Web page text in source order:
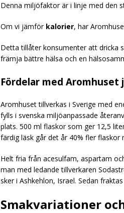
Denna miljöfaktor är i linje med den
Om vi jämför kalorier, har
Detta tillåter konsumenter att dricka
främja bättre hälsa och en
Fördelar med
Aromhuset tillverkas i Sverige med
fylls i svenska miljöanpassade
plats. 500 ml flaskor som ger 12,5
färdig läsk går det år 40% fler flaskor
Helt fria från acesulfam, aspartam
man med ledande tillverkaren
sker i Ashkehlon, Israel. Sedan
Smakvariationer